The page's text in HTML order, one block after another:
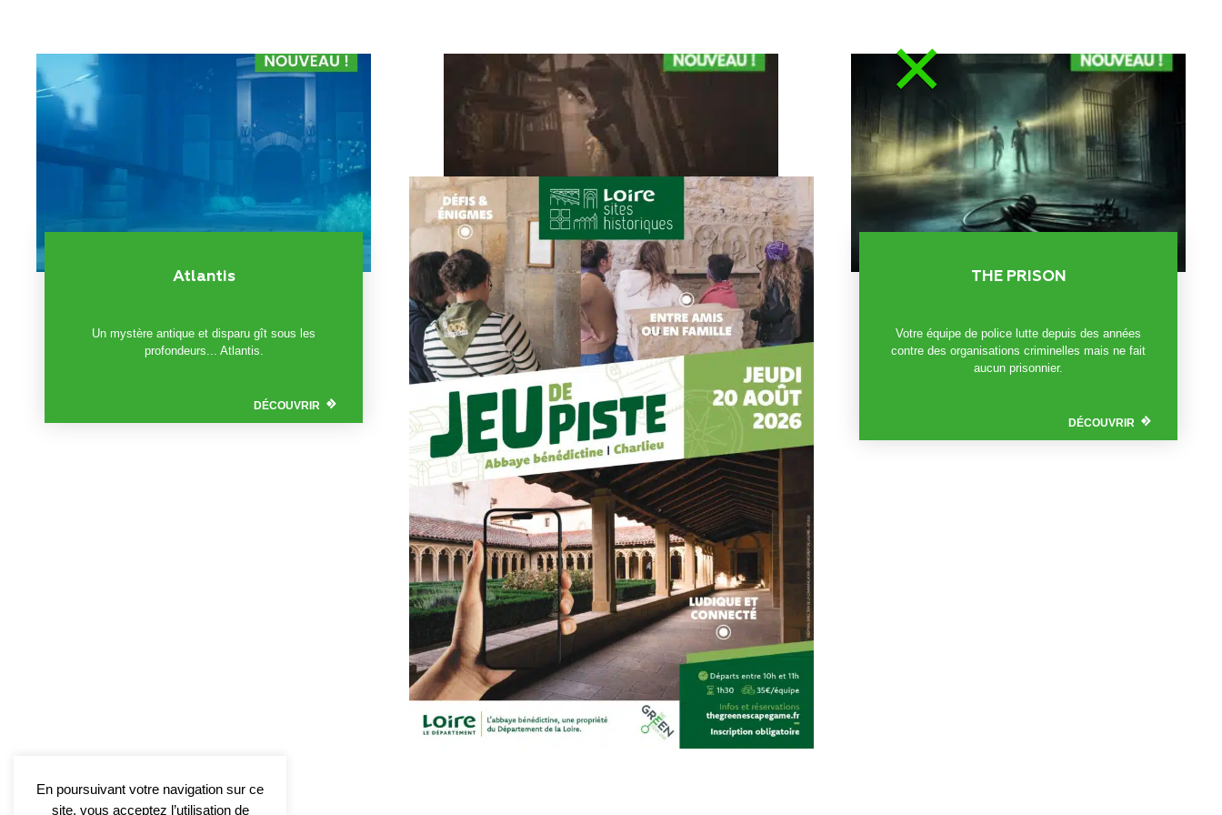
Atlantis
Un mystère antique et disparu gît sous les
profondeurs... Atlantis.
DÉCOUVRIR
JUMPERS
An 3007 : Le monde, tel que vous le connaissez, a
disparu
DÉCOUVRIR
THE PRISON
Votre équipe de police lutte depuis des années
contre des organisations criminelles mais ne fait
aucun prisonnier.
DÉCOUVRIR
En poursuivant votre navigation sur ce
site, vous acceptez l’utilisation de
×